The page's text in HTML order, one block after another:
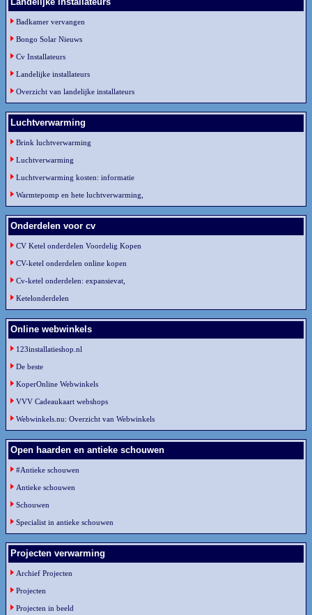
Badkamer vervangen
Bongo Solar Nieuws
Cv Installateurs
Landelijke installateurs
Overzicht van landelijke installateurs
Luchtverwarming
Brink luchtverwarming
Luchtverwarming
Luchtverwarming kosten: informatie
Warmtepomp en hete luchtverwarming,
Onderdelen voor cv
CV Ketel onderdelen Voordelig Kopen
CV-ketel onderdelen online kopen
Cv-ketel onderdelen: expansievat,
Ketelonderdelen
Online webwinkels
123installatieshop.nl
De beste
KoperOnline Webwinkels
VVV Cadeaukaart webshops
Webwinkels.nu: Overzicht van Webwinkels
Open haarden en antieke schouwen
#Antieke schouwen
Antieke schouwen
Schouwen
Specialist in antieke schouwen
Projecten verwarming
Archief Projecten
Projecten
Projecten in beeld